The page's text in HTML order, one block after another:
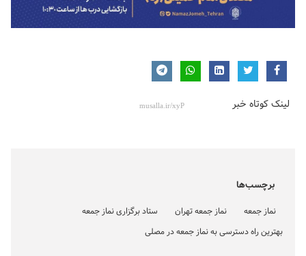
لینک کوتاه خبر
برچسب‌ها
نماز جمعه نماز جمعه تهران
ستاد برگزاری نماز جمعه
بهترین راه دسترسی به نماز جمعه در مصلی